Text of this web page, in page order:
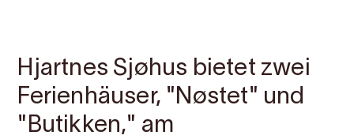
Hjartnes Sjøhus bietet zwei
Ferienhäuser, "Nøstet" und
"Butikken," am